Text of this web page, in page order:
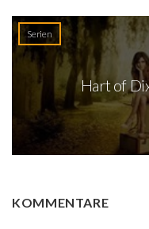
Serien
Hart of
KOMMENTARE